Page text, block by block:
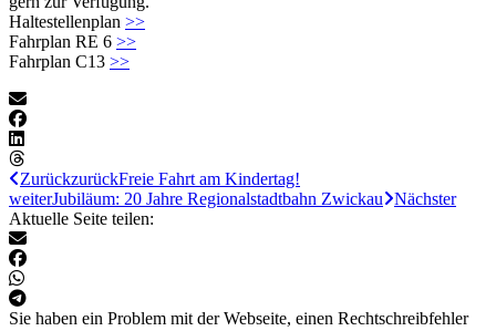
Haltestellenplan >>
Fahrplan RE 6 >>
Fahrplan C13 >>
ZurückzurückFreie Fahrt am Kindertag!
weiterJubiläum: 20 Jahre Regionalstadtbahn Zwickau
Nächster
Aktuelle Seite teilen:
Sie haben ein Problem mit der Webseite, einen Rechtschreibfehler